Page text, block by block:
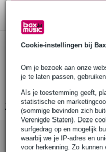
Cookie-instellingen bij
Om je bezoek aan onze
je te laten passen,
Als je toestemming geeft,
statistische en
(sommige bevinden zich
Verenigde Staten). Deze
surfgedrag op en mogelijk
waarbij we je IP-adres en
voor herkenning. Zo kunnen
Productinformatie
set van 6 snaren
geschikt voor elektrische gitaar
gemaakt in New York, USA
Bekijk alle productspecificaties
Bekijk ook eens (12)